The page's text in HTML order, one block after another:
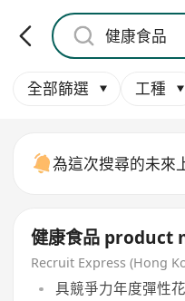
全部篩選 工種
為這次搜尋的未來
健康食品 product
Recruit Express (Hong
具競爭力年度彈性